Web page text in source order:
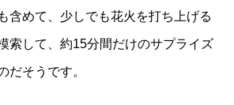
含めて、少しでも花火を打ち上げる
索して、約15分間だけのサプライズ
だそうです。